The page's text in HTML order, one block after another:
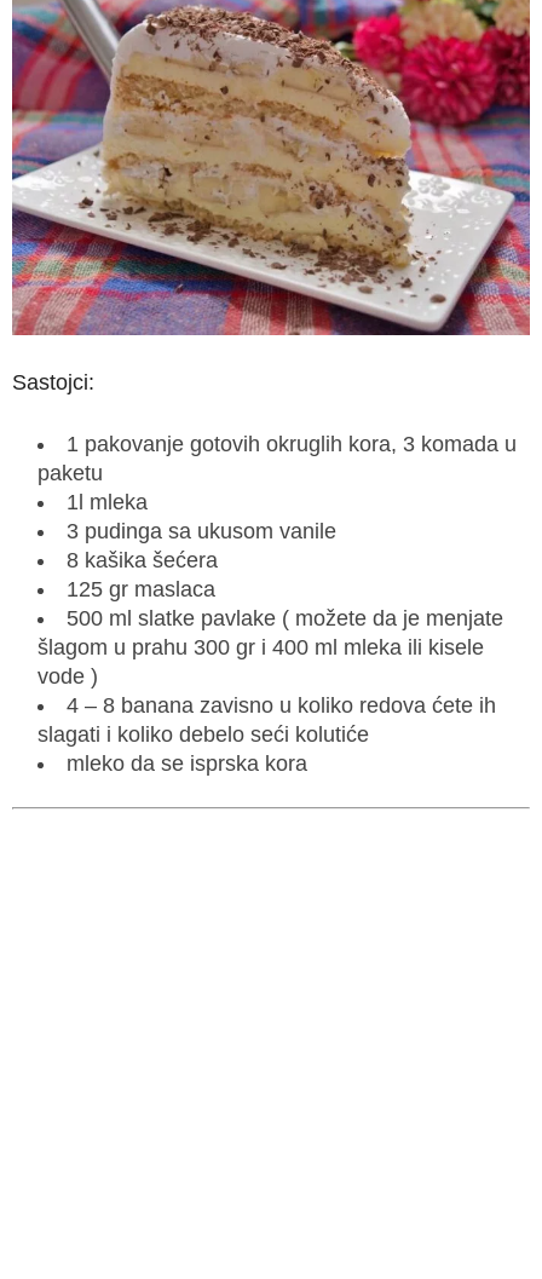
Sastojci:
1 pakovanje gotovih okruglih kora, 3 komada u
paketu
1l mleka
3 pudinga sa ukusom vanile
8 kašika šećera
125 gr maslaca
500 ml slatke pavlake ( možete da je menjate
šlagom u prahu 300 gr i 400 ml mleka ili kisele
vode )
4 – 8 banana zavisno u koliko redova ćete ih
slagati i koliko debelo seći kolutiće
mleko da se isprska kora